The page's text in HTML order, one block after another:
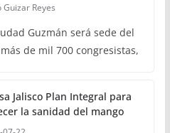
Reyes
Guzmán será sede del
de mil 700 congresistas,
Jalisco Plan Integral para
la sanidad del mango